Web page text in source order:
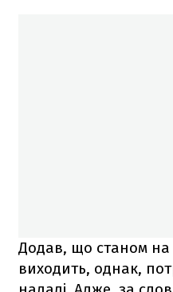
Додав, що станом на
виходить, однак,